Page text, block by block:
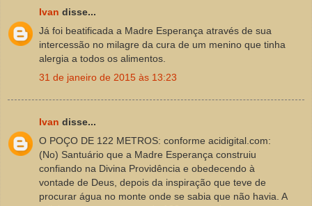
Ivan disse...
Já foi beatificada a Madre Esperança através de sua
intercessão no milagre da cura de um menino que tinha
alergia a todos os alimentos.
31 de janeiro de 2015 às 13:23
Ivan disse...
O POÇO DE 122 METROS: conforme acidigital.com:
(No) Santuário que a Madre Esperança construiu
confiando na Divina Providência e obedecendo à
vontade de Deus, depois da inspiração que teve de
procurar água no monte onde se sabia que não havia. A